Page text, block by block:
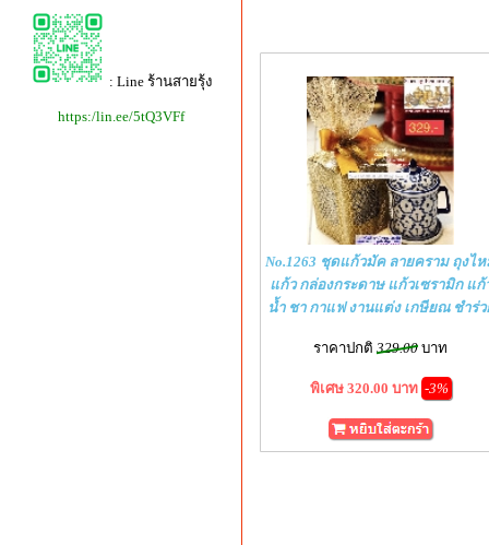
: Line ร้านสายรุ้ง
https:/lin.ee/5tQ3VFf
No.1263 ชุดแก้วมัค ลายคราม ถุงไ
แก้ว กล่องกระดาษ แก้วเซรามิก แก้
น้ำ ชา กาแฟ งานแต่ง เกษียณ ชำร่ว
ราคาปกติ 329.00 บาท
พิเศษ 320.00 บาท -3%